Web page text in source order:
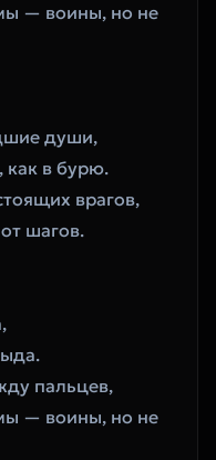
— воины, но не
души,
как в бурю.
врагов,
шагов.
пальцев,
— воины, но не